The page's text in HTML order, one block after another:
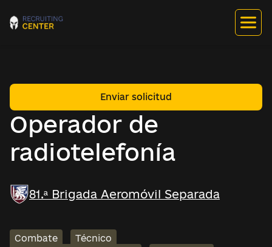
Operador de
radiotelefonía
Enviar solicitud
81.ª Brigada Aeromóvil Separada
Combate
Técnico